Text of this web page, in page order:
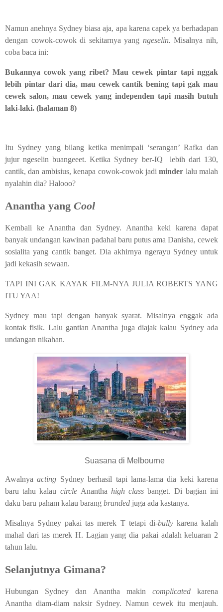
Namun anehnya Sydney biasa aja, apa karena capek ya berhadapan
dengan cowok-cowok di sekitarnya yang ngeselin. Misalnya nih,
coba baca ini:
Bukannya cowok yang ribet? Mau cewek pintar tapi nggak
lebih pintar dari dia, mau cewek cantik bening tapi gak mau
cewek salon, mau cewek yang independen tapi masih butuh
laki-laki. (halaman 8)
Itu Sydney yang bilang ketika menimpali ‘serangan’ Rafka dan
jujur ngeselin buangeeet. Ketika Sydney ber-IQ
lebih dari 130,
cantik, dan ambisius, kenapa cowok-cowok jadiminder lalu malah
nyalahin dia? Halooo?
Anantha yang Cool
Kembali ke Anantha dan Sydney. Anantha keki karena dapat
banyak undangan kawinan padahal baru putus ama Danisha, cewek
sosialita yang cantik banget. Dia akhirnya ngerayu Sydney untuk
jadi kekasih sewaan.
TAPI INI GAK KAYAK FILM-NYA JULIA ROBERTS YANG
ITU YAA!
Sydney mau tapi dengan banyak syarat. Misalnya enggak ada
kontak fisik. Lalu gantian Anantha juga diajak kalau Sydney ada
undangan nikahan.
Suasana di Melbourne
Awalnyaacting Sydney berhasil tapi lama-lama dia keki karena
baru tahu kalau circle Ananthahigh classbanget. Di bagian ini
daku baru paham kalau barang branded juga ada kastanya.
Misalnya Sydney pakai tas merek T tetapi di-bully karena kalah
mahal dari tas merek H. Lagian yang dia pakai adalah keluaran 2
tahun lalu.
Selanjutnya Gimana?
Hubungan Sydney dan Anantha makin complicatedkarena
Anantha diam-diam naksir Sydney. Namun cewek itu menjauh.